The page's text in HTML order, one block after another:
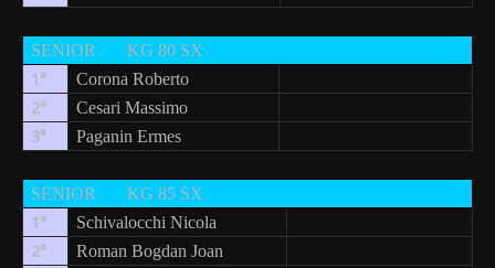
SENIOR KG 80 SX
1° Corona Roberto
2° Cesari Massimo
3° Paganin Ermes
SENIOR KG 85 SX
1° Schivalocchi Nicola
2° Roman Bogdan Joan